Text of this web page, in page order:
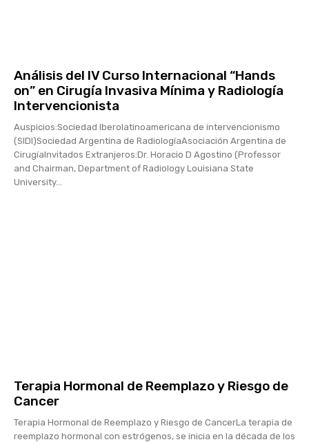
Análisis del IV Curso Internacional “Hands
on” en Cirugía Invasiva Mínima y Radiología
Intervencionista
Auspicios:Sociedad Iberolatinoamericana de intervencionismo
(SIDI)Sociedad Argentina de RadiologíaAsociación Argentina de
CirugíaInvitados Extranjeros:Dr. Horacio D Agostino (Professor
and Chairman, Department of Radiology Louisiana State
University...
Terapia Hormonal de Reemplazo y Riesgo de
Cancer
Terapia Hormonal de Reemplazo y Riesgo de CancerLa terapia de
reemplazo hormonal con estrógenos, se inicia en la década de los